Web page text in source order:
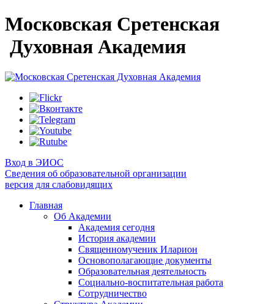
Московская Сретенская
Духовная Академия
Вход в ЭИОС
Сведения об образовательной организации
версия для слабовидящих
Главная
Об Академии
Академия сегодня
История академии
Священномученик Иларион
Основополагающие документы
Образовательная деятельность
Социально-воспитательная работа
Сотрудничество